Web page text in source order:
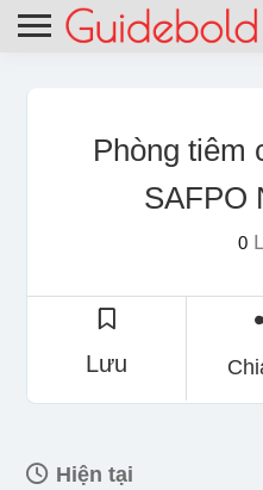
Phòng tiêm
SAFPO
0
Lưu
Hiện tại